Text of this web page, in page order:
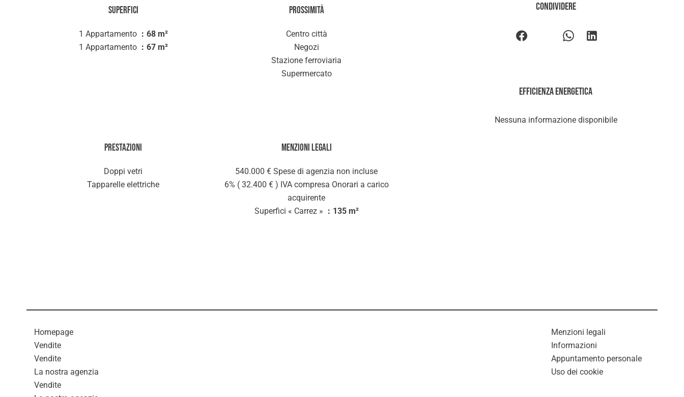
Superfici
1 Appartamento
68 m²
1 Appartamento
67 m²
Prossimità
Centro città
Negozi
Stazione ferroviaria
Supermercato
Prestazioni
Doppi vetri
Tapparelle elettriche
Menzioni legali
540.000 € Spese di agenzia non incluse
6% ( 32.400 € ) IVA compresa Onorari a carico
acquirente
Superfici « Carrez »
135 m²
Condividere
Efficienza energetica
Nessuna informazione disponibile
Homepage
Vendite
Vendite
La nostra agenzia
Vendite
Menzioni legali
Informazioni
Appuntamento personale
Uso dei cookie